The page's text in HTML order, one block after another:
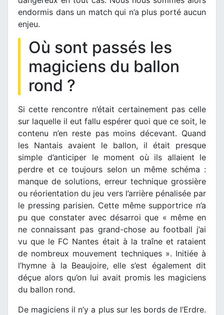
endormis dans un match qui n’a plus porté aucun
enjeu.
Où sont passés les
magiciens du ballon
rond ?
Si cette rencontre n’était certainement pas celle
sur laquelle il eut fallu espérer quoi que ce soit, le
contenu n’en reste pas moins décevant. Quand
les Nantais avaient le ballon, il était presque
simple d’anticiper le moment où ils allaient le
perdre et ce toujours selon un même schéma :
manque de solutions, erreur technique grossière
ou réorientation du jeu vers l’arrière pénalisée par
le pressing parisien. Cette même supportrice n’a
pu que constater avec désarroi que « même en
ne connaissant pas grand-chose au football j’ai
vu que le FC Nantes était à la traîne et rataient
de nombreux mouvement techniques ». Initiée à
l’hymne à la Beaujoire, elle s’est également dit
déçue alors qu’on lui avait promis les magiciens
du ballon rond.
De magiciens il n’y a plus sur les bords de l’Erdre.